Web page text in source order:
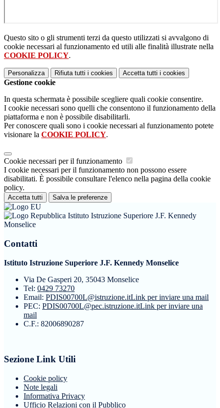
Questo sito o gli strumenti terzi da questo utilizzati si avvalgono di
cookie necessari al funzionamento ed utili alle finalità illustrate nella
COOKIE POLICY.
Personalizza Rifiuta tutti i cookies Accetta tutti i cookies
Gestione cookie
In questa schermata è possibile scegliere quali cookie consentire.
I cookie necessari sono quelli che consentono il funzionamento della
piattaforma e non è possibile disabilitarli.
Per conoscere quali sono i cookie necessari al funzionamento potete
visionare la COOKIE POLICY.
Cookie necessari per il funzionamento
I cookie necessari per il funzionamento non possono essere
disabilitati. È possibile consultare l'elenco nella pagina della cookie
policy.
Accetta tutti Salva le preferenze
Istituto Istruzione Superiore J.F. Kennedy
Monselice
Contatti
Istituto Istruzione Superiore J.F. Kennedy Monselice
Via De Gasperi 20, 35043 Monselice
Tel: 0429 73270
Email: PDIS00700L@istruzione.itLink per inviare una mail
PEC: PDIS00700L@pec.istruzione.itLink per inviare una
mail
C.F.: 82006890287
Sezione Link Utili
Cookie policy
Note legali
Informativa Privacy
Ufficio Relazioni con il Pubblico